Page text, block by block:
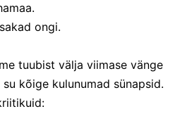
ongi.
tuubist välja viimase vänge
kõige kulunumad sünapsid.